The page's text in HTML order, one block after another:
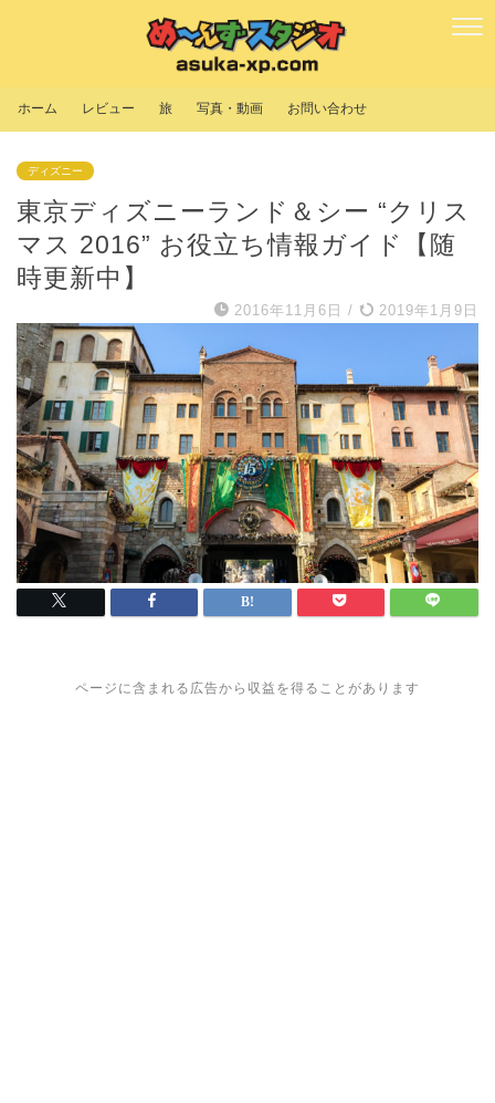
ホーム レビュー 旅 写真・動画 お問い合わせ
ディズニー
東京ディズニーランド＆シー “クリス
マス 2016” お役立ち情報ガイド【随
時更新中】
2016年11月6日 / 2019年1月9日
ページに含まれる広告から収益を得ることがあります